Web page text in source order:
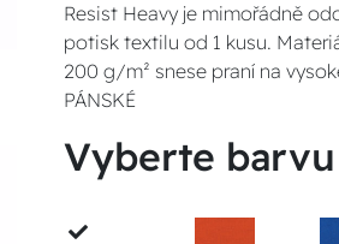
Resist Heavy je mimořádně
potisk textilu od 1 kusu.
200 g/m² snese praní na
PÁNSKÉ
Vyberte barvu